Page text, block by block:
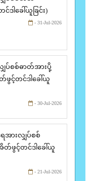
ါခေါ်ယူခြင်း)
- 31-Jul-2026
ျှပ်စစ်ဓာတ်အားပို့
ဖွင့်တင်ဒါခေါ်ယူ
- 30-Jul-2026
ေအားလျှပ်စစ်
တ်ဖွင့်တင်ဒါခေါ်ယူ
- 21-Jul-2026